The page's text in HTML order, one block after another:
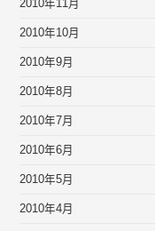
2010年11月
2010年10月
2010年9月
2010年8月
2010年7月
2010年6月
2010年5月
2010年4月